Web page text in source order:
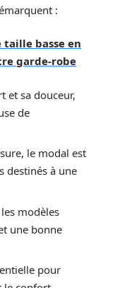
:
basse en
garde-robe
et sa douceur,
de
le modal est
destinés à une
modèles
une bonne
pour